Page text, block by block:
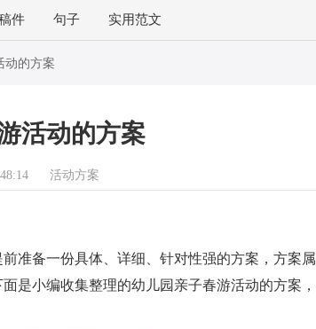
件 句子 实用范文
动的方案
活动的方案
活动方案
备一份具体、详细、针对性强的方案，方案属
是小编收集整理的幼儿园亲子春游活动的方案，